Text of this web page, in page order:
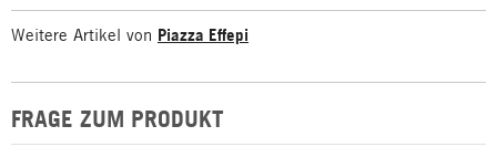
Weitere Artikel von Piazza Effepi
FRAGE ZUM PRODUKT